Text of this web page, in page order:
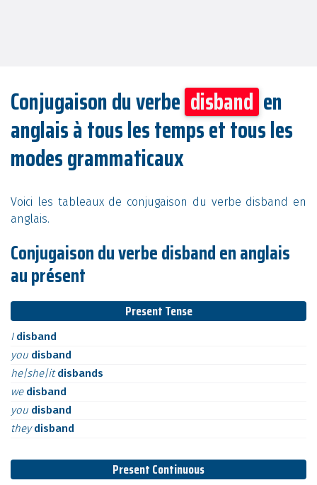
Conjugaison du verbe disband en
anglais à tous les temps et tous les
modes grammaticaux
Voici les tableaux de conjugaison du verbe disband en
anglais.
Conjugaison du verbe disband en anglais
au présent
Present Tense
I disband
you disband
he|she|itdisbands
we disband
you disband
theydisband
Present Continuous